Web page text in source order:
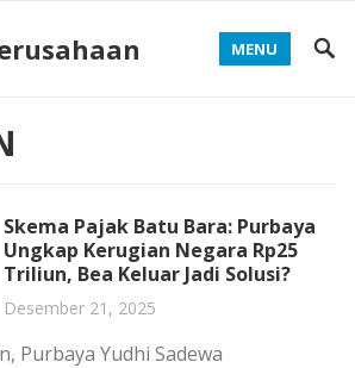
MENU
Skema Pajak Batu Bara: Purbaya
Ungkap Kerugian Negara Rp25
Triliun, Bea Keluar Jadi Solusi?
Desember 21, 2025
Purbaya Yudhi Sadewa